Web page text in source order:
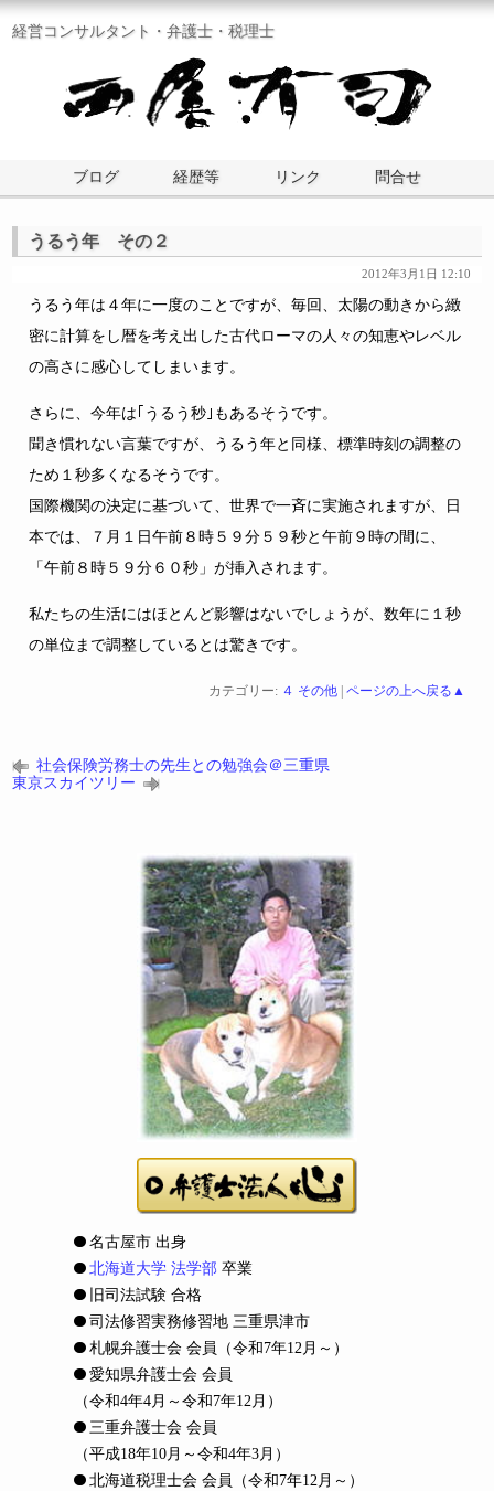
経営コンサルタント・弁護士・税理士
ブログ 経歴等 リンク 問合せ
うるう年 その２
2012年3月1日 12:10
うるう年は４年に一度のことですが、毎回、太陽の動きから緻
密に計算をし暦を考え出した古代ローマの人々の知恵やレベル
の高さに感心してしまいます。
さらに、今年は｢うるう秒｣もあるそうです。
聞き慣れない言葉ですが、うるう年と同様、標準時刻の調整の
ため１秒多くなるそうです。
国際機関の決定に基づいて、世界で一斉に実施されますが、日
本では、７月１日午前８時５９分５９秒と午前９時の間に、
「午前８時５９分６０秒」が挿入されます。
私たちの生活にはほとんど影響はないでしょうが、数年に１秒
の単位まで調整しているとは驚きです。
カテゴリー: ４ その他| ページの上へ戻る▲
社会保険労務士の先生との勉強会＠三重県
東京スカイツリー
名古屋市 出身
北海道大学 法学部 卒業
旧司法試験 合格
司法修習実務修習地 三重県津市
札幌弁護士会 会員
（令和7年12月～）
愛知県弁護士会 会員
（令和4年4月～令和7年12月）
三重弁護士会 会員
（平成18年10月～令和4年3月）
北海道税理士会 会員
（令和7年12月～）